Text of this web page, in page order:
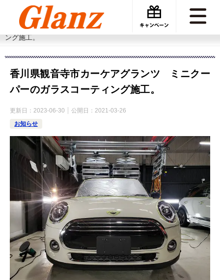
カーケアグランツ
施工事例
香川県観音寺市カーケアグランツ ミニクーパーのガラスコーティ
ング施工。
香川県観音寺市カーケアグランツ ミニクー
パーのガラスコーティング施工。
更新日： 2023-06-30 公開日： 2021-03-26
お知らせ